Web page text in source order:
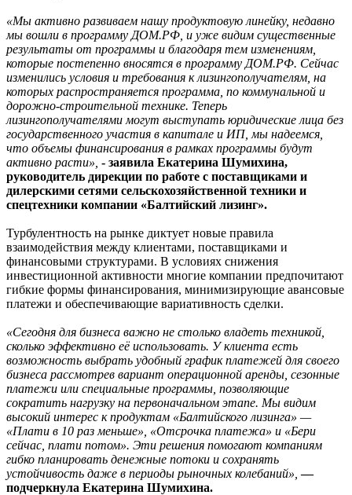
«Мы активно развиваем нашу продуктовую линейку, недавно
мы вошли в программу ДОМ.РФ, и уже видим существенные
результаты от программы и благодаря тем изменениям,
которые постепенно вносятся в программу ДОМ.РФ. Сейчас
изменились условия и требования к лизингополучателям, на
которых распространяется программа, по коммунальной и
дорожно-строительной технике. Теперь
лизингополучателями могут выступать юридические лица без
государственного участия в капитале и ИП, мы надеемся,
что объемы финансирования в рамках программы будут
активно расти», - заявила Екатерина Шумихина,
руководитель дирекции по работе с поставщиками и
дилерскими сетями сельскохозяйственной техники и
спецтехники компании «Балтийский лизинг».
Турбулентность на рынке диктует новые правила
взаимодействия между клиентами, поставщиками и
финансовыми структурами. В условиях снижения
инвестиционной активности многие компании предпочитают
гибкие формы финансирования, минимизирующие авансовые
платежи и обеспечивающие вариативность сделки.
«Сегодня для бизнеса важно не столько владеть техникой,
сколько эффективно её использовать. У клиента есть
возможность выбрать удобный график платежей для своего
бизнеса рассмотрев вариант операционной аренды, сезонные
платежи или специальные программы, позволяющие
сократить нагрузку на первоначальном этапе. Мы видим
высокий интерес к продуктам «Балтийского лизинга» —
«Плати в 10 раз меньше», «Отсрочка платежа» и «Бери
сейчас, плати потом». Эти решения помогают компаниям
гибко планировать денежные потоки и сохранять
устойчивость даже в периоды рыночных колебаний», —
подчеркнула Екатерина Шумихина.